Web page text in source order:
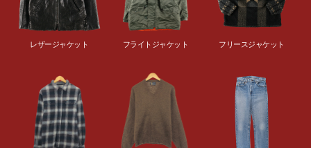
レザージャケット フライトジャケット フリースジャケット